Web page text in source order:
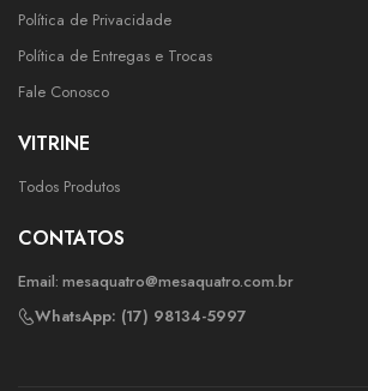
Política de Privacidade
Política de Entregas e Trocas
Fale Conosco
VITRINE
Todos Produtos
CONTATOS
Email: mesaquatro@mesaquatro.com.br
WhatsApp: (17) 98134-5997